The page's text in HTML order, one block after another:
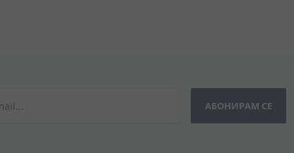
АБОНИРАМ СЕ